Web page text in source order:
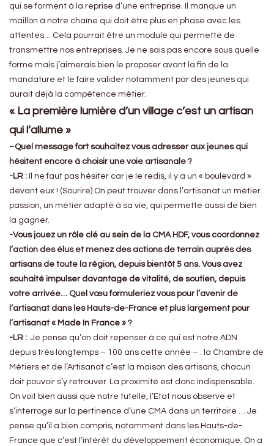
qui se forment à la reprise d’une entreprise. Il manque un
maillon à notre chaîne qui doit être plus en phase avec les
attentes… Cela pourrait être un module qui permette de
transmettre nos entreprises. Je ne sais pas encore sous quelle
forme mais j’aimerais bien le proposer avant la fin de la
mandature et le faire valider notamment par des jeunes qui
aurait déjà la compétence métier.
« La première lumière d’un village c’est un artisan
qui l’allume »
–Quel message fort souhaitez vous adresser aux jeunes qui
hésitent encore à choisir une voie artisanale ?
-LR : Il ne faut pas hésiter car je le redis, il y a un « boulevard »
devant eux ! (Sourire) On peut trouver dans l’artisanat un métier
passion, un métier adapté à sa vie, qui permette aussi de bien
la gagner.
-Vous jouez un rôle clé au sein de la CMA HDF, vous coordonnez
l’action des élus et menez des actions de terrain auprès des
artisans de toute la région, depuis bientôt 5 ans. Vous avez
souhaité impulser davantage de vitalité, de soutien, depuis
votre arrivée… Quel vœu formuleriez vous pour l’avenir de
l’artisanat dans les Hauts-de-France et plus largement pour
l’artisanat « Made In France » ?
-LR : Je pense qu’on doit repenser à ce qui est notre ADN
depuis très longtemps – 100 ans cette année – : la Chambre de
Métiers et de l’Artisanat c’est la maison des artisans, chacun
doit pouvoir s’y retrouver. La proximité est donc indispensable.
On voit bien aussi que notre tutelle, l’Etat nous observe et
s’interroge sur la pertinence d’une CMA dans un territoire … Je
pense qu’il a bien compris, notamment dans les Hauts-de-
France que c’est l’intérêt du développement économique. On a